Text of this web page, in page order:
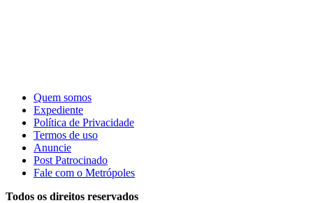
Quem somos
Expediente
Política de Privacidade
Termos de uso
Anuncie
Post Patrocinado
Fale com o Metrópoles
Todos os direitos reservados